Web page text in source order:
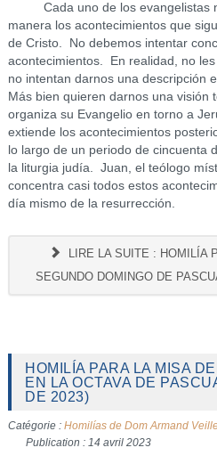
Cada uno de los evangelistas
manera los acontecimientos que
de Cristo. No debemos intentar
acontecimientos. En realidad, no
no intentan darnos una descripción
Más bien quieren darnos una visión
organiza su Evangelio en torno a
extiende los acontecimientos
lo largo de un periodo de cincuenta
la liturgia judía. Juan, el teólogo
concentra casi todos estos
día mismo de la resurrección.
LIRE LA SUITE : HOMILÍA
SEGUNDO DOMINGO DE
HOMILÍA PARA LA MISA
EN LA OCTAVA DE
DE 2023)
Catégorie :Homilías de Dom Armand
Publication : 14 avril 2023